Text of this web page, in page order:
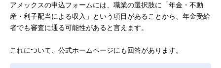
アメックスの申込フォームには、職業の選択肢に「年金・不動
産・利子配当による収入」という項目があることから、年金受給
者でも審査に通る可能性があると言えます。
これについて、公式ホームページにも回答があります。